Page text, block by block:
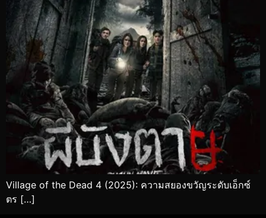
Village of the Dead 4 (2025): ความสยองขวัญระดับเอ็กซ์
ตร […]